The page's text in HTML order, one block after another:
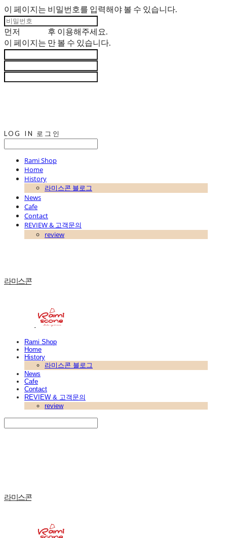
이 페이지는 비밀번호를 입력해야 볼 수 있습니다.
먼저
후 이용해주세요.
이 페이지는 만 볼 수 있습니다.
LOG IN 로그인
Rami Shop
Home
History
라미스콘 블로그
News
Cafe
Contact
REVIEW & 고객문의
review
라미스콘
Rami Shop
Home
History
라미스콘 블로그
News
Cafe
Contact
REVIEW & 고객문의
review
라미스콘